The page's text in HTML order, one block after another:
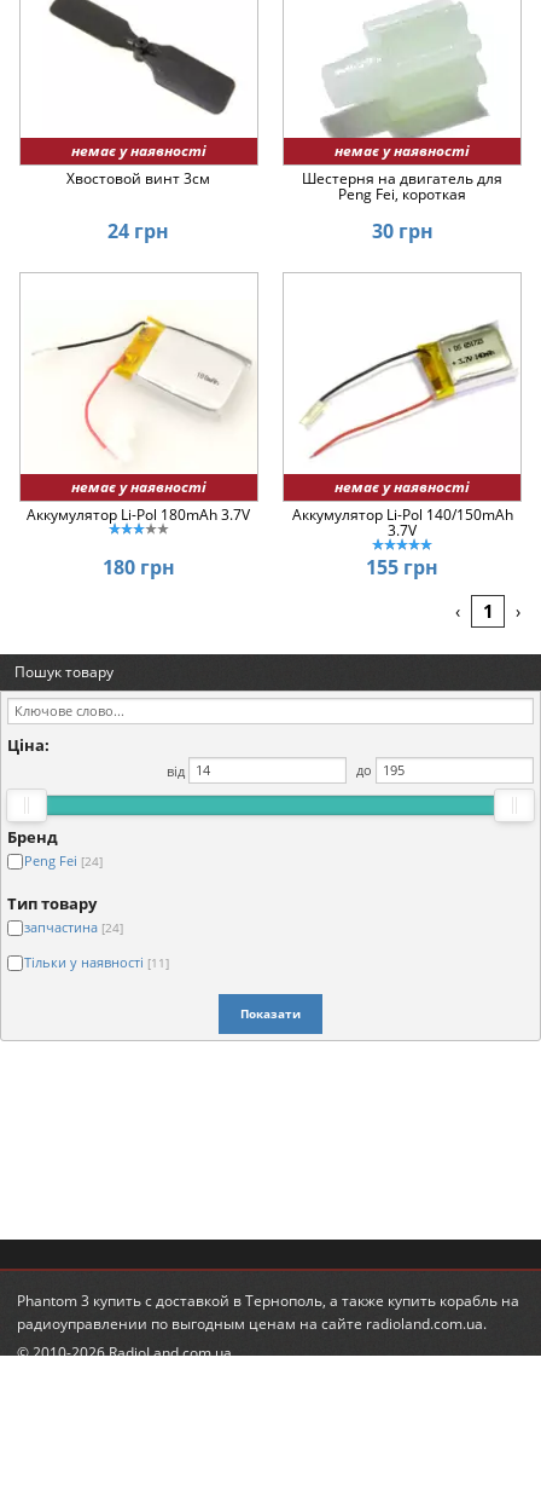
немає у наявності
Хвостовой винт 3см
24 грн
немає у наявності
Шестерня на двигатель для
Peng Fei, короткая
30 грн
немає у наявності
Аккумулятор Li-Pol 180mAh 3.7V
180 грн
немає у наявності
Аккумулятор Li-Pol 140/150mAh
3.7V
155 грн
‹ 1 ›
Пошук товару
Ціна:
від до
Бренд
Peng Fei [24]
Тип товару
запчастина [24]
Тільки у наявності [11]
Показати
Phantom 3 купитьс доставкой в Тернополь, а также купить корабль на
радиоуправлении по выгодным ценам на сайте radioland.com.ua.
© 2010-2026 RadioLand.com.ua